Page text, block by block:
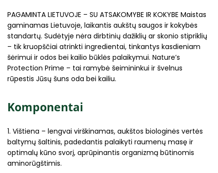
PAGAMINTA LIETUVOJE – SU ATSAKOMYBE IR KOKYBE Maistas
gaminamas Lietuvoje, laikantis aukštų saugos ir kokybės
standartų. Sudėtyje nėra dirbtinių dažiklių ar skonio stipriklių
– tik kruopščiai atrinkti ingredientai, tinkantys kasdieniam
šėrimui ir odos bei kailio būklės palaikymui. Nature’s
Protection Prime – tai ramybė šeimininkui ir švelnus
rūpestis Jūsų šuns oda bei kailiu.
Komponentai
1. Vištiena – lengvai virškinamas, aukštos biologinės vertės
baltymų šaltinis, padedantis palaikyti raumenų masę ir
optimalų kūno svorį, aprūpinantis organizmą būtinomis
aminorūgštimis.